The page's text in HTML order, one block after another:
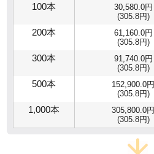
100本
30,580.0円
(305.8円)
200本
61,160.0円
(305.8円)
300本
91,740.0円
(305.8円)
500本
152,900.0円
(305.8円)
1,000本
305,800.0円
(305.8円)